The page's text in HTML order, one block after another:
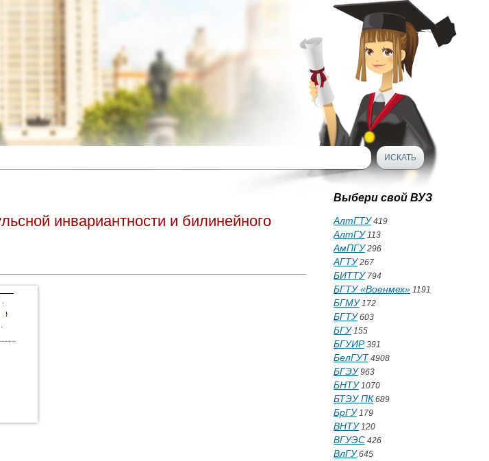
инвариантности и билинейного
Выбери свой ВУЗ
АлтГТУ419
АлтГУ113
АмПГУ296
АГТУ267
БИТТУ794
БГТУ «Военмех» 1191
БГМУ172
БГТУ603
БГУ155
БГУИР391
БелГУТ 4908
БГЭУ963
БНТУ1070
БТЭУ ПК 689
БрГУ179
ВНТУ120
ВГУЭС 426
ВлГУ645